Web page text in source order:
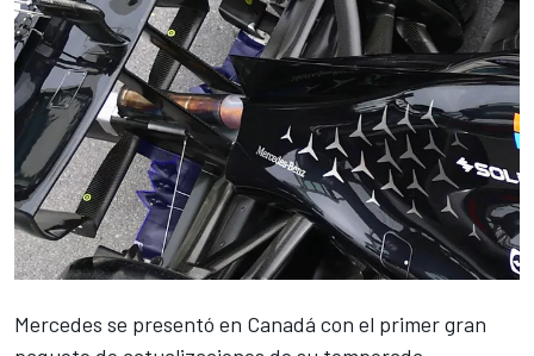
Mercedes se presentó en Canadá con el primer gran